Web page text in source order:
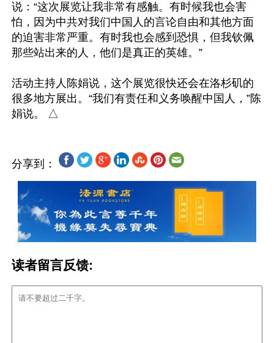
说：“这次展览让我非常有感触。有时候我也会害
怕，因为中共对我们中国人的言论自由和其他方面
的迫害非常严重。有时我也会感到恐惧，但我钦佩
那些站出来的人，他们是真正的英雄。”
活动主持人陈娟说，这个展览很快还会在洛杉矶的
很多地方展出。“我们有责任和义务唤醒中国人，”陈
分享到：
读者留言反馈: